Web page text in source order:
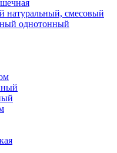
натуральный, смесовый
однотонный